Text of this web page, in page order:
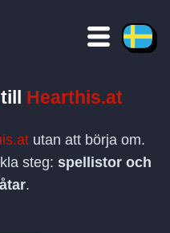
till Hearthis.at
utan att börja om.
steg: spellistor och
.